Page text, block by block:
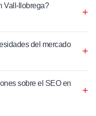
Vall-llobrega?
del mercado
sobre el SEO en